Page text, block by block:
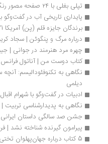
تپلی بغلی با ۲۴ صفحه مصور رنگی
پایداری تاریخی آب در گفت‌وگو با
برندگان جایزه قلم (پن) آمریکا 2021 معرفی شدند
درباره مرگ و پنگوئن | سجاد کریم‌زاده
چهره مرد هنرمند در جوانی | جیمز
کتاب دوست من | آناتول فرانس
ادبیات در گفت‌وگو با شهرام اقبال‌زاده
نگاهی به پدیدارشناسی تربیت | مجید
جشن صد سالگی داستان ایرانی با چامه
پیرامون گیرنده شناخته نشد | فرشید